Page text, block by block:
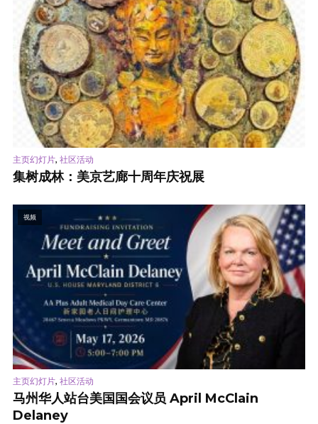
主页幻灯片, 社区活动
集树成林：美京艺廊十周年庆祝展
视频
主页幻灯片, 社区活动
马州华人站台美国国会议员 April McClain
Delaney